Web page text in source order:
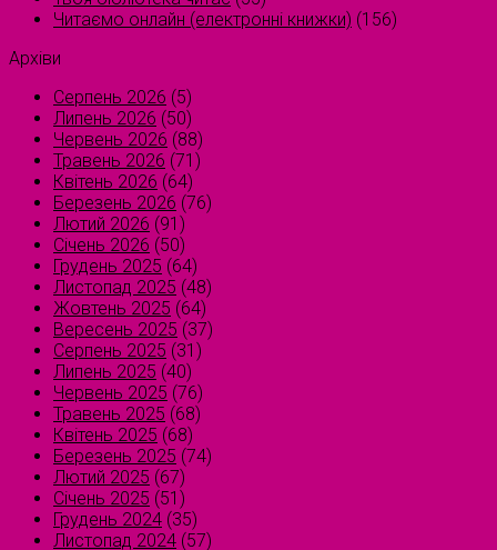
Читаємо онлайн (електронні книжки) (156)
Архіви
Серпень 2026 (5)
Липень 2026 (50)
Червень 2026 (88)
Травень 2026 (71)
Квітень 2026 (64)
Березень 2026 (76)
Лютий 2026 (91)
Січень 2026 (50)
Грудень 2025 (64)
Листопад 2025 (48)
Жовтень 2025 (64)
Вересень 2025 (37)
Серпень 2025 (31)
Липень 2025 (40)
Червень 2025 (76)
Травень 2025 (68)
Квітень 2025 (68)
Березень 2025 (74)
Лютий 2025 (67)
Січень 2025 (51)
Грудень 2024 (35)
Листопад 2024 (57)